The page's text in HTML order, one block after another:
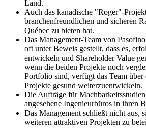
Land.
Auch das kanadische "Roger"-
branchenfreundlichen und sicheren
Québec zu bieten hat.
Das Management-Team von
oft unter Beweis gestellt, dass es,
entwickeln und Shareholder Value
wenn die beiden Projekte noch
Portfolio sind, verfügt das Team
Projekte gesund weiterzuentwickeln.
Die Aufträge für
angesehene Ingenieurbüros in ihren
Das Management schließt nicht aus,
weiteren attraktiven Projekten zu